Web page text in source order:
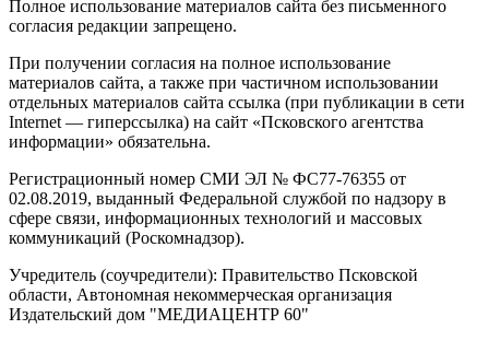
Полное использование материалов сайта без письменного
согласия редакции запрещено.
При получении согласия на полное использование
материалов сайта, а также при частичном использовании
отдельных материалов сайта ссылка (при публикации в сети
Internet — гиперссылка) на сайт «Псковского агентства
информации» обязательна.
Регистрационный номер СМИ ЭЛ № ФС77-76355 от
02.08.2019, выданный Федеральной службой по надзору в
сфере связи, информационных технологий и массовых
коммуникаций (Роскомнадзор).
Учредитель (соучредители): Правительство Псковской
области, Автономная некоммерческая организация
Издательский дом "МЕДИАЦЕНТР 60"